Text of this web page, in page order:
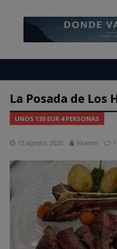
La Posada de Los
UNOS 130 EUR 4 PERSONAS
15 agosto, 2020 Vicente 1